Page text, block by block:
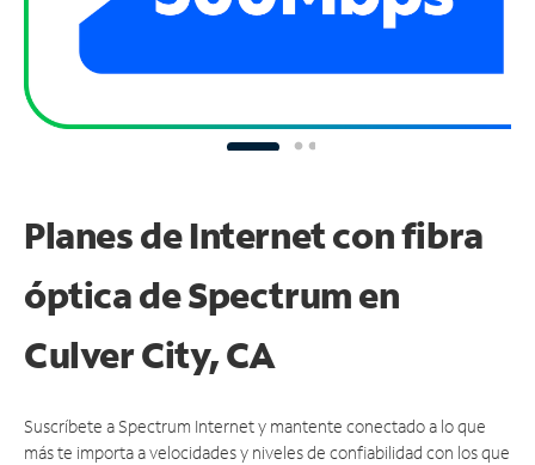
Planes de Internet con fibra
óptica de Spectrum en
Culver City, CA
Suscríbete a Spectrum Internet y mantente conectado a lo que
más te importa a velocidades y niveles de confiabilidad con los que